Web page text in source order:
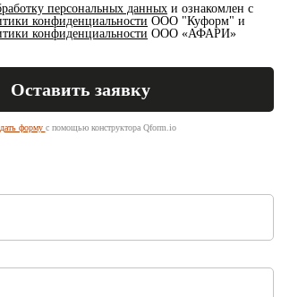
персональных данных и ознакомлен с
конфиденциальности ООО "Куформ" и
конфиденциальности ООО «АФАРИ»
форму с помощью конструктора Qform.io